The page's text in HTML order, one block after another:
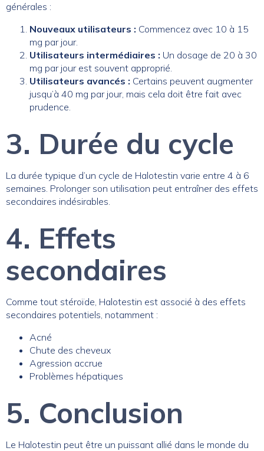
générales :
Nouveaux utilisateurs : Commencez avec 10 à 15
mg par jour.
Utilisateurs intermédiaires : Un dosage de 20 à 30
mg par jour est souvent approprié.
Utilisateurs avancés : Certains peuvent augmenter
jusqu’à 40 mg par jour, mais cela doit être fait avec
prudence.
3. Durée du cycle
La durée typique d’un cycle de Halotestin varie entre 4 à 6
semaines. Prolonger son utilisation peut entraîner des effets
secondaires indésirables.
4. Effets
secondaires
Comme tout stéroïde, Halotestin est associé à des effets
secondaires potentiels, notamment :
Acné
Chute des cheveux
Agression accrue
Problèmes hépatiques
5. Conclusion
Le Halotestin peut être un puissant allié dans le monde du